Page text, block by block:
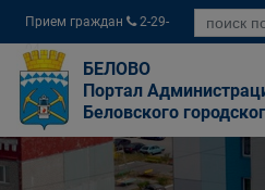
Прием граждан
2-29-
04
БЕЛОВО
Портал
Беловского